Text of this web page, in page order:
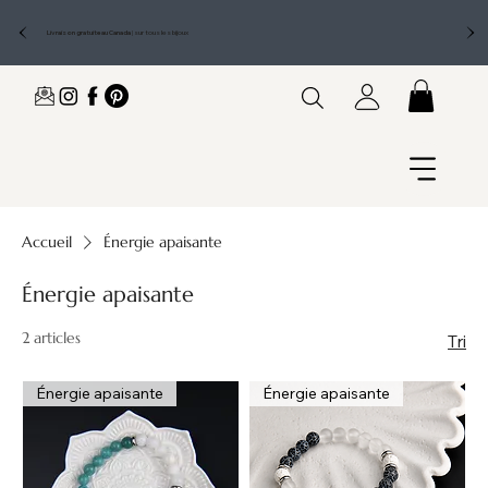
Livraison gratuite au Canada| sur tous les bijoux
Accueil Énergie apaisante
Énergie apaisante
2 articles Tri
Énergie apaisante Énergie apaisante